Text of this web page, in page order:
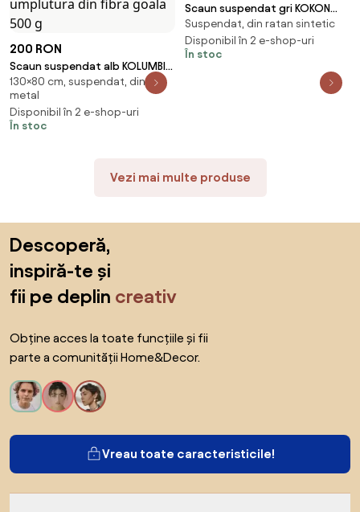
200 RON
Scaun suspendat alb KOLUMBIA
fara suport, perna verde-
galbena cu spatar + GRATUIT
umplutura din fibra goala 500 g
130×80 cm, suspendat, din
metal
Disponibil în 2 e-shop-uri
În stoc
Scaun suspendat gri KOKON
fara suport, perna gri
Suspendat, din ratan sintetic
Disponibil în 2 e-shop-uri
În stoc
Vezi mai multe produse
Descoperă,
inspiră-te și
fii pe deplin creativ
Obține acces la toate funcțiile și fii
parte a comunității Home&Decor.
Vreau toate caracteristicile!